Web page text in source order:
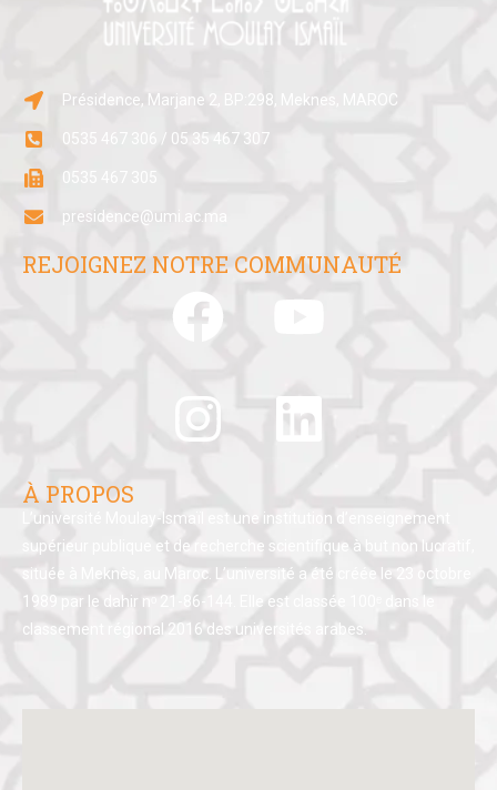
Présidence, Marjane 2, BP:298, Meknes, MAROC
0535 467 306 / 05 35 467 307
0535 467 305
presidence@umi.ac.ma
REJOIGNEZ NOTRE COMMUNAUTÉ
À PROPOS
L’université Moulay-Ismaïl est une institution d’enseignement
supérieur publique et de recherche scientifique à but non lucratif,
située à Meknès, au Maroc. L’université a été créée le 23 octobre
1989 par le dahir nᵒ 21-86-144. Elle est classée 100ᵉ dans le
classement régional 2016 des universités arabes.